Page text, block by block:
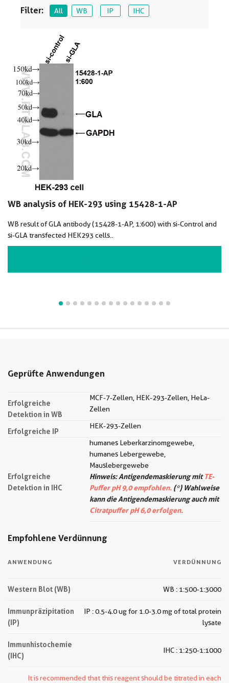
Filter: All WB IP IHC
WB analysis of HEK-293 using 15428-1-AP
WB result of GLA antibody (15428-1-AP, 1:600) with si-Control and
si-GLA transfected HEK293 cells..
Geprüfte Anwendungen
Erfolgreiche
Detektion in WB
MCF-7-Zellen, HEK-293-Zellen, HeLa-
Zellen
Erfolgreiche IP
HEK-293-Zellen
Erfolgreiche
Detektion in IHC
humanes Leberkarzinomgewebe,
humanes Lebergewebe,
Mauslebergewebe
Hinweis: Antigendemaskierung mitTE-
Puffer pH 9,0 empfohlen. (*) Wahlweise
kann die Antigendemaskierung auch mit
Citratpuffer pH 6,0 erfolgen.
Empfohlene Verdünnung
ANWENDUNG VERDÜNNUNG
Western Blot (WB) WB : 1:500-1:3000
Immunpräzipitation
(IP)
IP : 0.5-4.0 ug for 1.0-3.0 mg of total protein
lysate
Immunhistochemie
(IHC)
IHC : 1:250-1:1000
It is recommended that this reagent should be titrated in each